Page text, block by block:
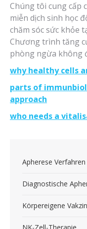
Chúng tôi cung cấp
miễn dịch sinh học
chăm sóc sức khỏe
Chương trình tăng
phòng ngừa không
why healthy cells
parts of
approach
who needs a
Apherese Verfahren
Diagnostische
Körpereigene